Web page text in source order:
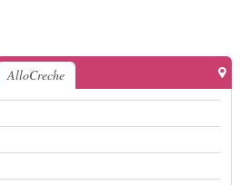
AlloCreche